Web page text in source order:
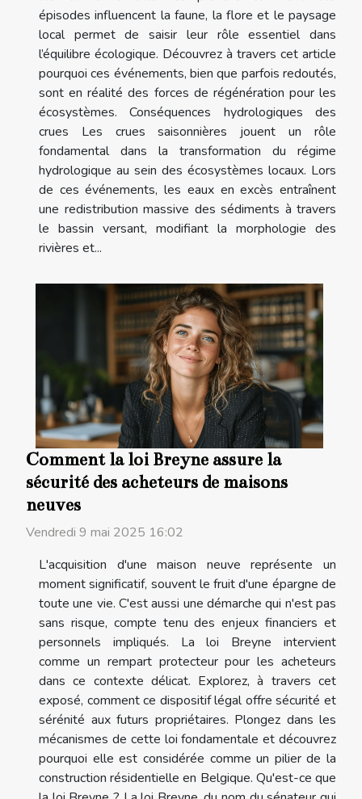
épisodes influencent la faune, la flore et le paysage
local permet de saisir leur rôle essentiel dans
l’équilibre écologique. Découvrez à travers cet article
pourquoi ces événements, bien que parfois redoutés,
sont en réalité des forces de régénération pour les
écosystèmes. Conséquences hydrologiques des
crues Les crues saisonnières jouent un rôle
fondamental dans la transformation du régime
hydrologique au sein des écosystèmes locaux. Lors
de ces événements, les eaux en excès entraînent
une redistribution massive des sédiments à travers
le bassin versant, modifiant la morphologie des
rivières et...
Comment la loi Breyne assure la
sécurité des acheteurs de maisons
neuves
Vendredi 9 mai 2025 16:02
L'acquisition d'une maison neuve représente un
moment significatif, souvent le fruit d'une épargne de
toute une vie. C'est aussi une démarche qui n'est pas
sans risque, compte tenu des enjeux financiers et
personnels impliqués. La loi Breyne intervient
comme un rempart protecteur pour les acheteurs
dans ce contexte délicat. Explorez, à travers cet
exposé, comment ce dispositif légal offre sécurité et
sérénité aux futurs propriétaires. Plongez dans les
mécanismes de cette loi fondamentale et découvrez
pourquoi elle est considérée comme un pilier de la
construction résidentielle en Belgique. Qu'est-ce que